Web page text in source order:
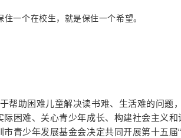
住一个在校生，就是保住一个希望。
帮助困难儿童解决读书难、生活难的问题
困难、关心青少年成长、构建社会主义和
青少年发展基金会决定共同开展第十五届